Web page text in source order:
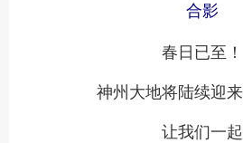
合影
春日已至！
神州大地将陆续迎
让我们一起